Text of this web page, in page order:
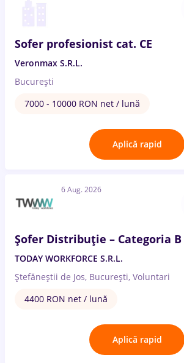
Sofer profesionist cat. CE
Veronmax S.R.L.
București
7000 - 10000 RON net / lună
Aplică rapid
6 Aug. 2026
Șofer Distribuție – Categoria B
TODAY WORKFORCE S.R.L.
Ștefăneștii de Jos, București, Voluntari
4400 RON net / lună
Aplică rapid